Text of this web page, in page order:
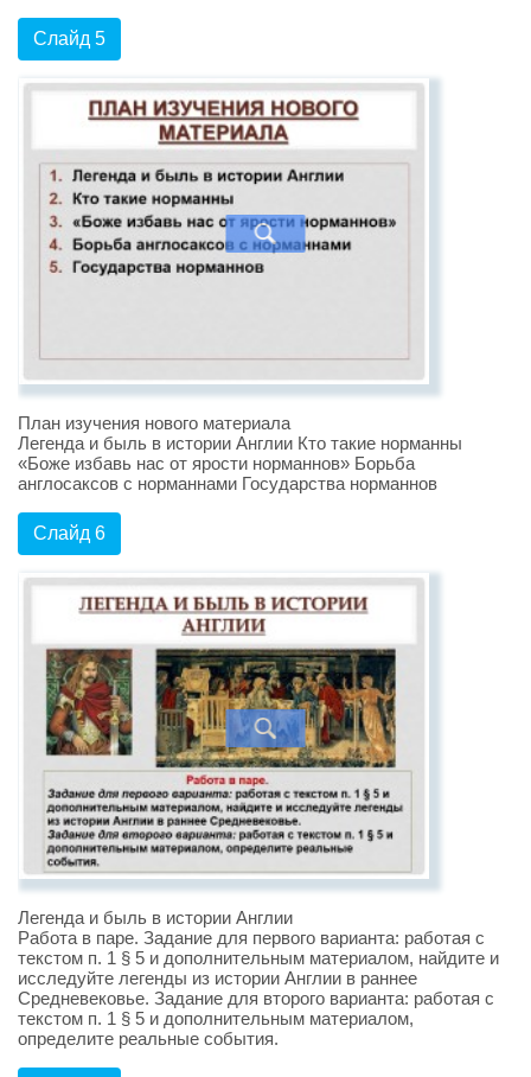
Слайд 5
План изучения нового материала
Легенда и быль в истории Англии Кто такие норманны
«Боже избавь нас от ярости норманнов» Борьба
англосаксов с норманнами Государства норманнов
Слайд 6
Легенда и быль в истории Англии
Работа в паре. Задание для первого варианта: работая с
текстом п. 1 § 5 и дополнительным материалом, найдите и
исследуйте легенды из истории Англии в раннее
Средневековье. Задание для второго варианта: работая с
текстом п. 1 § 5 и дополнительным материалом,
определите реальные события.